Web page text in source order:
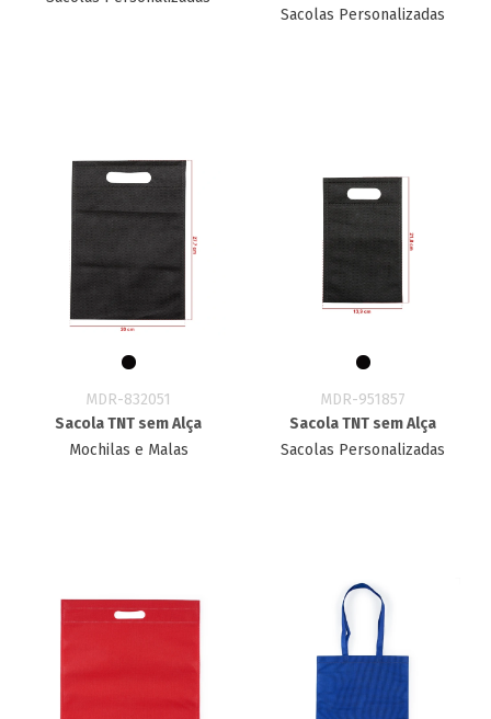
Sacolas Personalizadas
MDR-832051
Sacola TNT sem Alça
Mochilas e Malas
MDR-951857
Sacola TNT sem Alça
Sacolas Personalizadas